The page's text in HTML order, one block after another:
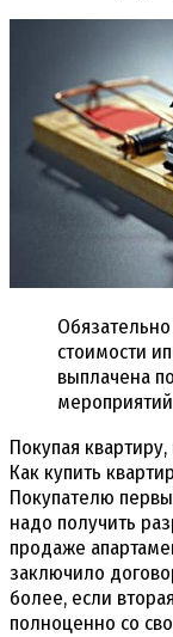
стоимости
выплачена
Покупая
Как купить
Покупателю
надо получить
продаже
заключило
более, если
полноценно со